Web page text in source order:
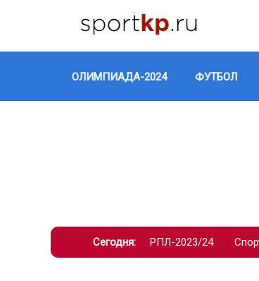
ОЛИМПИАДА-2024 ФУТБОЛ
Сегодня: РПЛ-2023/24